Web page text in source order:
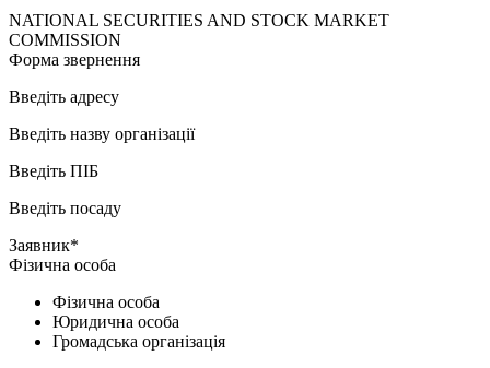
NATIONAL SECURITIES AND STOCK MARKET
COMMISSION
Форма звернення
Введіть адресу
Введіть назву організації
Введіть ПІБ
Введіть посаду
Заявник*
Фізична особа
Фізична особа
Юридична особа
Громадська організація